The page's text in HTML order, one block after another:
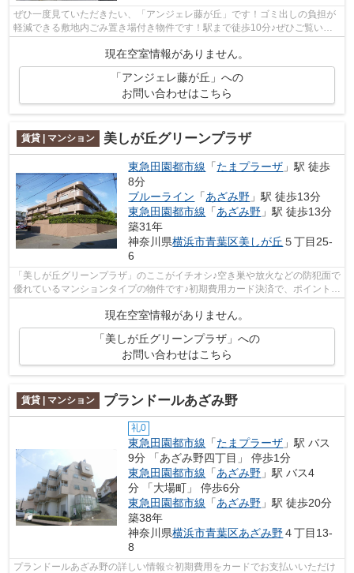
ぜひ一度見ていただきたい、「アンジェレ藤が丘」です！ゴミ出しの負担が
軽減できる敷地内ごみ置き場付き物件です！駅まで徒歩10分♪ぜひご覧いた
だきたい賃貸物件です！東急田園都市線...
現在空室情報がありません。
「アンジェレ藤が丘」への
お問い合わせはこちら
賃貸 | マンション 美しが丘グリーンプラザ
東急田園都市線 「たまプラーザ 」駅 徒歩
8分
ブルーライン 「あざみ野 」駅 徒歩13分
東急田園都市線 「あざみ野 」駅 徒歩13分
築31年
神奈川県横浜市青葉区美しが丘 ５丁目25-
6
「美しが丘グリーンプラザ」のここがイチオシ♪空き巣や放火などの防犯面で
優れているマンションタイプの物件です♪初期費用カード決済で、ポイントや
現在空室情報がありません。
「美しが丘グリーンプラザ」への
お問い合わせはこちら
賃貸 | マンション プランドールあざみ野
礼0
東急田園都市線 「たまプラーザ 」駅 バス
9分 「あざみ野四丁目」 停歩1分
東急田園都市線 「あざみ野 」駅 バス4
分 「大場町」 停歩6分
東急田園都市線 「あざみ野 」駅 徒歩20分
築38年
神奈川県横浜市青葉区あざみ野４丁目13-
8
プランドールあざみ野の詳しい情報☆初期費用をカードでお支払いいただけ